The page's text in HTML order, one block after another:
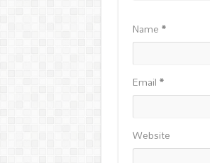
Name*
Email*
Website